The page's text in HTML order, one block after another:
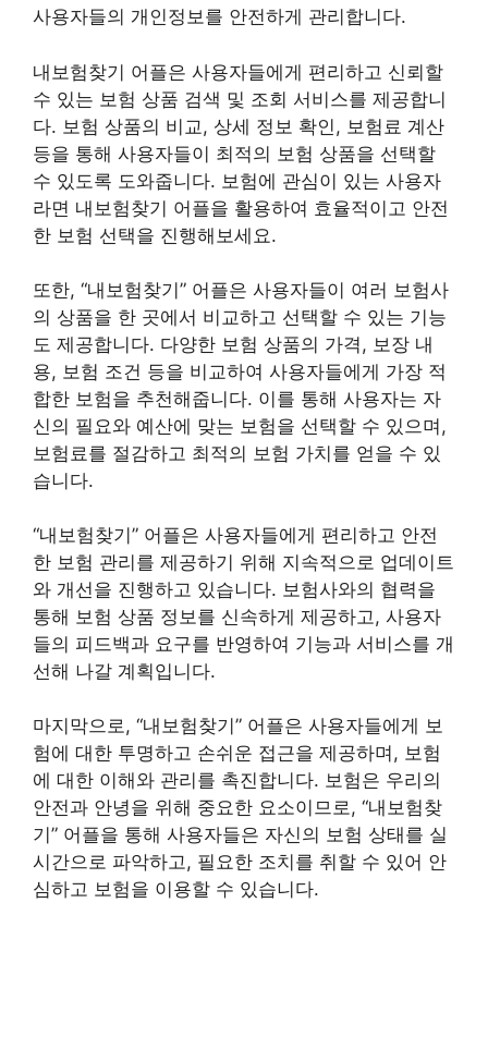
사용자들의 개인정보를 안전하게 관리합니다.
내보험찾기 어플은 사용자들에게 편리하고 신뢰할
수 있는 보험 상품 검색 및 조회 서비스를 제공합니
다. 보험 상품의 비교, 상세 정보 확인, 보험료 계산
등을 통해 사용자들이 최적의 보험 상품을 선택할
수 있도록 도와줍니다. 보험에 관심이 있는 사용자
라면 내보험찾기 어플을 활용하여 효율적이고 안전
한 보험 선택을 진행해보세요.
또한, “내보험찾기” 어플은 사용자들이 여러 보험사
의 상품을 한 곳에서 비교하고 선택할 수 있는 기능
도 제공합니다. 다양한 보험 상품의 가격, 보장 내
용, 보험 조건 등을 비교하여 사용자들에게 가장 적
합한 보험을 추천해줍니다. 이를 통해 사용자는 자
신의 필요와 예산에 맞는 보험을 선택할 수 있으며,
보험료를 절감하고 최적의 보험 가치를 얻을 수 있
습니다.
“내보험찾기” 어플은 사용자들에게 편리하고 안전
한 보험 관리를 제공하기 위해 지속적으로 업데이트
와 개선을 진행하고 있습니다. 보험사와의 협력을
통해 보험 상품 정보를 신속하게 제공하고, 사용자
들의 피드백과 요구를 반영하여 기능과 서비스를 개
선해 나갈 계획입니다.
마지막으로, “내보험찾기” 어플은 사용자들에게 보
험에 대한 투명하고 손쉬운 접근을 제공하며, 보험
에 대한 이해와 관리를 촉진합니다. 보험은 우리의
안전과 안녕을 위해 중요한 요소이므로, “내보험찾
기” 어플을 통해 사용자들은 자신의 보험 상태를 실
시간으로 파악하고, 필요한 조치를 취할 수 있어 안
심하고 보험을 이용할 수 있습니다.